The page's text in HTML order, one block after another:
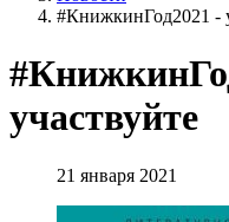
#КнижкинГод2021 -
участвуйте
21 января 2021